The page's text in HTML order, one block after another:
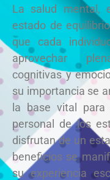
La salud mental,
estado de
que cada
aprovechar
cognitivas y
su importancia se
la base vital
personal de los
disfrutan de un
beneficios se
su experiencia